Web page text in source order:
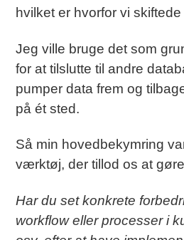
hvilket er hvorfor vi skiftede
Jeg ville bruge det som
for at tilslutte til andre
pumper data frem og
på ét sted.
Så min hovedbekymring
værktøj, der tillod os at
Har du set konkrete
workflow eller processer i